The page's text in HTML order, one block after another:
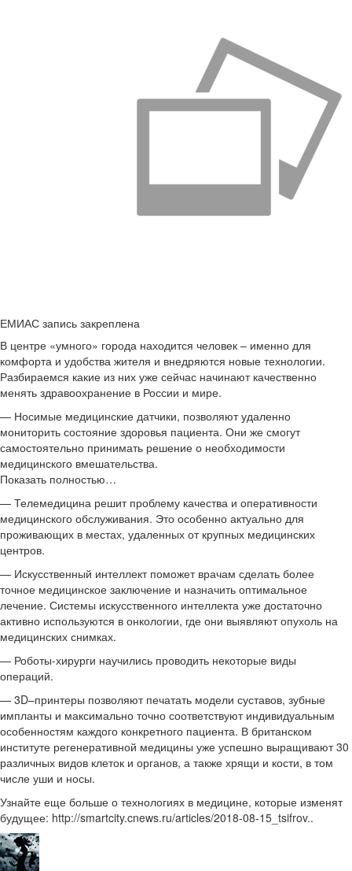
ЕМИАС запись закреплена
В центре «умного» города находится человек – именно для
комфорта и удобства жителя и внедряются новые технологии.
Разбираемся какие из них уже сейчас начинают качественно
менять здравоохранение в России и мире.
— Носимые медицинские датчики, позволяют удаленно
мониторить состояние здоровья пациента. Они же смогут
самостоятельно принимать решение о необходимости
медицинского вмешательства.
Показать полностью…
— Телемедицина решит проблему качества и оперативности
медицинского обслуживания. Это особенно актуально для
проживающих в местах, удаленных от крупных медицинских
центров.
— Искусственный интеллект поможет врачам сделать более
точное медицинское заключение и назначить оптимальное
лечение. Системы искусственного интеллекта уже достаточно
активно используются в онкологии, где они выявляют опухоль на
медицинских снимках.
— Роботы-хирурги научились проводить некоторые виды
операций.
— 3D–принтеры позволяют печатать модели суставов, зубные
импланты и максимально точно соответствуют индивидуальным
особенностям каждого конкретного пациента. В британском
институте регенеративной медицины уже успешно выращивают 30
различных видов клеток и органов, а также хрящи и кости, в том
числе уши и носы.
Узнайте еще больше о технологиях в медицине, которые изменят
будущее: http://smartcity.cnews.ru/articles/2018-08-15_tsifrov..